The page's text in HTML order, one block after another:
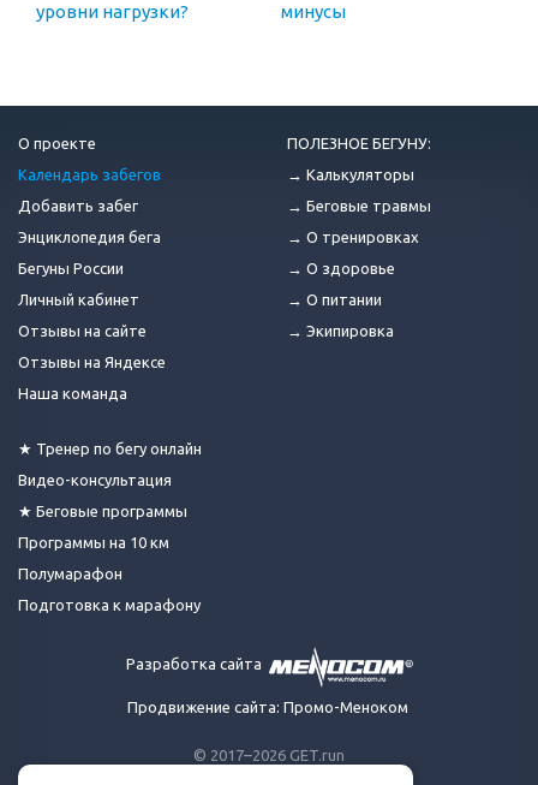
уровни нагрузки?
минусы
© 2017–2026 GET.run
О проекте
Календарь забегов
Добавить забег
Энциклопедия бега
Бегуны России
Личный кабинет
Отзывы на сайте
Отзывы на Яндексе
Наша команда
★ Тренер по бегу онлайн
Видео-консультация
★ Беговые программы
Программы на 10 км
Полумарафон
Подготовка к марафону
ПОЛЕЗНОЕ БЕГУНУ:
→ Калькуляторы
→ Беговые травмы
→ О тренировках
→ О здоровье
→ О питании
→ Экипировка
Разработка сайта
Продвижение сайта: Промо-Меноком